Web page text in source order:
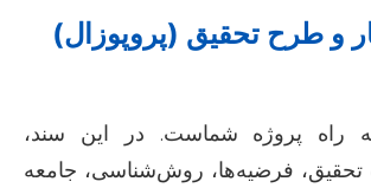
و طرح تحقیق (پروپوزال)
راه پروژه شماست. در این سند،
تحقیق، فرضیه‌ها، روش‌شناسی، جامعه